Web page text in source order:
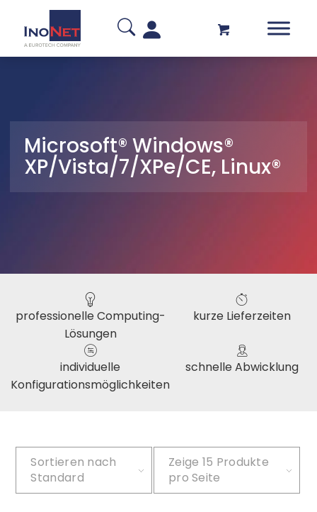
Microsoft® Windows®
XP/Vista/7/XPe/CE, Linux®
professionelle Computing-
Lösungen
kurze Lieferzeiten
individuelle
Konfigurationsmöglichkeiten
schnelle Abwicklung
Sortieren nach
Standard
Zeige 15 Produkte
pro Seite